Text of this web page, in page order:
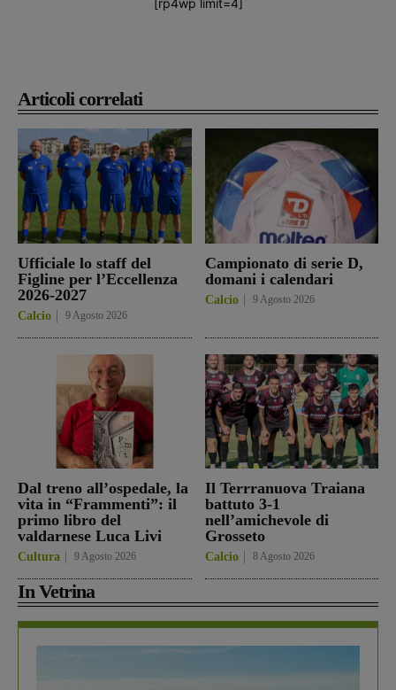
Articoli correlati
Ufficiale lo staff del
Figline per l’Eccellenza
2026-2027
Calcio 9 Agosto 2026
Campionato di serie D,
domani i calendari
Calcio 9 Agosto 2026
Dal treno all’ospedale, la
vita in “Frammenti”: il
primo libro del
valdarnese Luca Livi
Cultura 9 Agosto 2026
Il Terrranuova Traiana
battuto 3-1
nell’amichevole di
Grosseto
Calcio 8 Agosto 2026
In Vetrina
[rp4wp limit=4]